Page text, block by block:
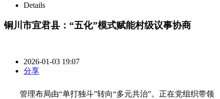
Details
铜川市宜君县：“五化”模式赋能村级议事协商
2026-01-03 19:07
分享
管理布局由“单打独斗”转向“多元共治”。正在党组织带领